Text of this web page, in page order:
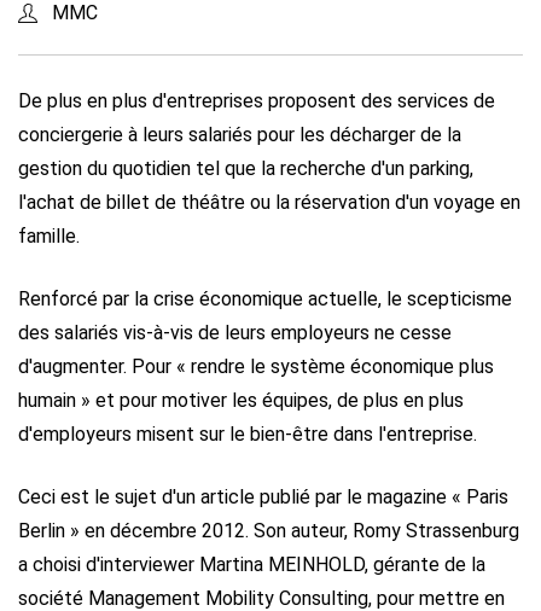
MMC
De plus en plus d'entreprises proposent des services de
conciergerie à leurs salariés pour les décharger de la
gestion du quotidien tel que la recherche d'un parking,
l'achat de billet de théâtre ou la réservation d'un voyage en
famille.
Renforcé par la crise économique actuelle, le scepticisme
des salariés vis-à-vis de leurs employeurs ne cesse
d'augmenter. Pour « rendre le système économique plus
humain » et pour motiver les équipes, de plus en plus
d'employeurs misent sur le bien-être dans l'entreprise.
Ceci est le sujet d'un article publié par le magazine « Paris
Berlin » en décembre 2012. Son auteur, Romy Strassenburg
a choisi d'interviewer Martina MEINHOLD, gérante de la
société Management Mobility Consulting, pour mettre en